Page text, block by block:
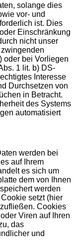
solange dies
vor- und
ist. Dies
Einschränkung
nicht unser
oder bei Vorliegen
1 lit. b) DS-
Interesse
Durchsetzen von
in Betracht.
des Systems
automatisiert
werden bei
auf Ihrem
es sich um
dem von Ihnen
werden
setzt (hier
Cookies
Viren auf Ihren
das
und